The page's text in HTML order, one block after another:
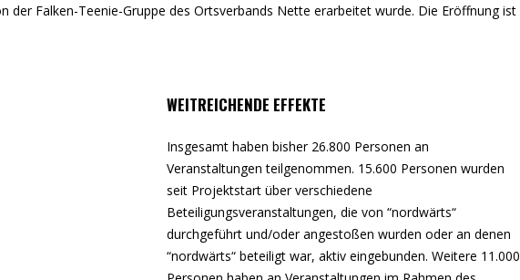
der Falken-Teenie-Gruppe des Ortsverbands Nette erarbeitet wurde. Die Eröffnung ist
WEITREICHENDE EFFEKTE
Insgesamt haben bisher 26.800 Personen an
Veranstaltungen teilgenommen. 15.600 Personen wurden
seit Projektstart über verschiedene
Beteiligungsveranstaltungen, die von “nordwärts“
durchgeführt und/oder angestoßen wurden oder an denen
“nordwärts“ beteiligt war, aktiv eingebunden. Weitere 11.000